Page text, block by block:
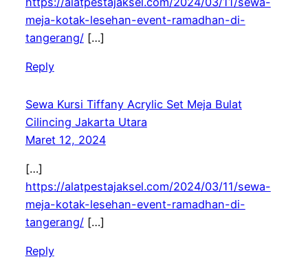
meja-kotak-lesehan-event-ramadhan-di-
tangerang/[…]
Reply
Sewa Kursi Tiffany Acrylic Set Meja Bulat
Cilincing Jakarta Utara
Maret 12, 2024
[…]
https://alatpestajaksel.com/2024/03/11/sewa-
meja-kotak-lesehan-event-ramadhan-di-
tangerang/[…]
Reply